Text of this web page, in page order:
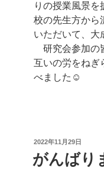
りの授業風景
校の先生方から
いただいて、
研究会参加の
互いの労をねぎ
べました☺
投
日:
2022年11月29日
がんばり